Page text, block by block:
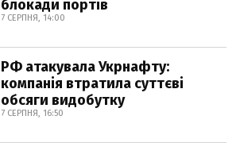
блокади портів
7 СЕРПНЯ, 14:00
РФ атакувала Укрнафту:
компанія втратила суттєві
обсяги видобутку
7 СЕРПНЯ, 16:50